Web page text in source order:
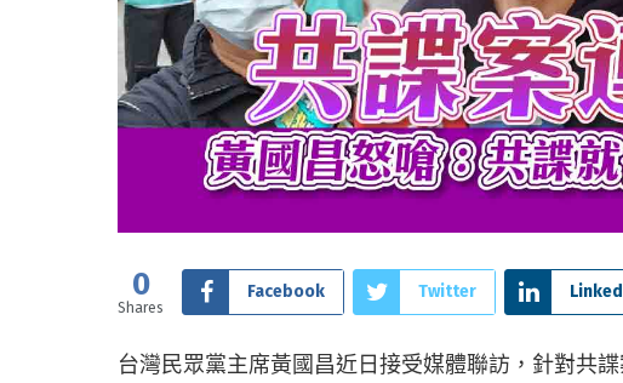
0
Shares
Facebook Twitter
台灣民眾黨主席黃國昌近日接受媒體聯訪，針對共